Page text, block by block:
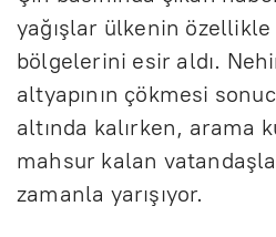
yağışlar ülkenin özellikle
bölgelerini esir aldı.
altyapının çökmesi
altında kalırken, arama
mahsur kalan
zamanla yarışıyor.